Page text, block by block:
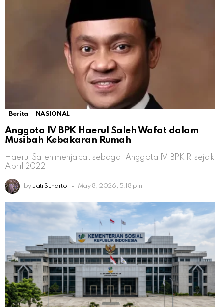
Berita NASIONAL
Anggota IV BPK Haerul Saleh Wafat dalam
Musibah Kebakaran Rumah
Haerul Saleh menjabat sebagai Anggota IV BPK RI sejak
April 2022
by Jati Sunarto May 8, 2026, 5:18 pm